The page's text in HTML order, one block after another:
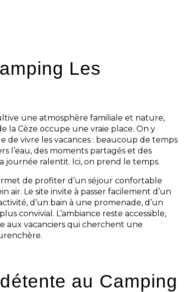
Les
une atmosphère familiale et nature,
la Cèze occupe une vraie place. On y
de vivre les vacances : beaucoup de temps
l’eau, des moments partagés et des
journée ralentit. Ici, on prend le temps.
de profiter d’un séjour confortable
air. Le site invite à passer facilement d’un
d’un bain à une promenade, d’un
convivial. L’ambiance reste accessible,
aux vacanciers qui cherchent une
au Camping